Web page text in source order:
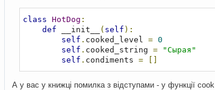
class HotDog :
def __init__ ( self ):
self . cooked_level = 0
self . cooked_string =
"Сырая"
self . condiments =
А у вас у книжці помилка з відступами - у функції